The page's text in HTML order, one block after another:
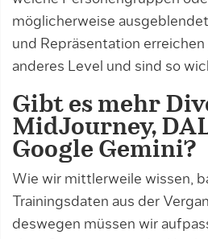
möglicherweise
und Repräsentation erreichen
anderes Level und sind so
Gibt es mehr
MidJourney,
Google Gemini?
Wie wir mittlerweile wissen,
Trainingsdaten aus der
deswegen müssen wir